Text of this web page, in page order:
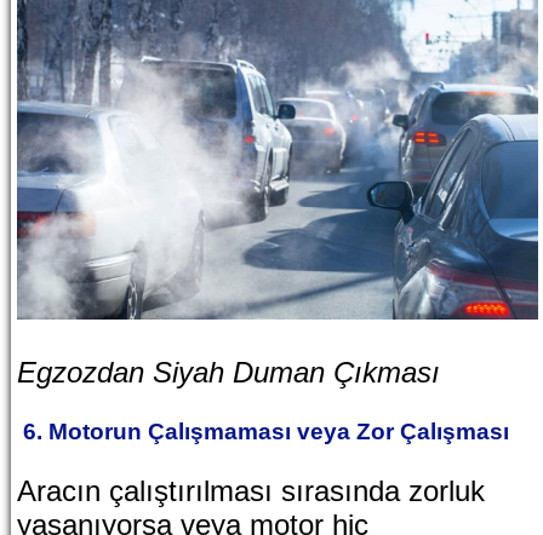
Egzozdan Siyah Duman Çıkması
6. Motorun Çalışmaması veya Zor Çalışması
Aracın çalıştırılması sırasında zorluk
yaşanıyorsa veya motor hiç